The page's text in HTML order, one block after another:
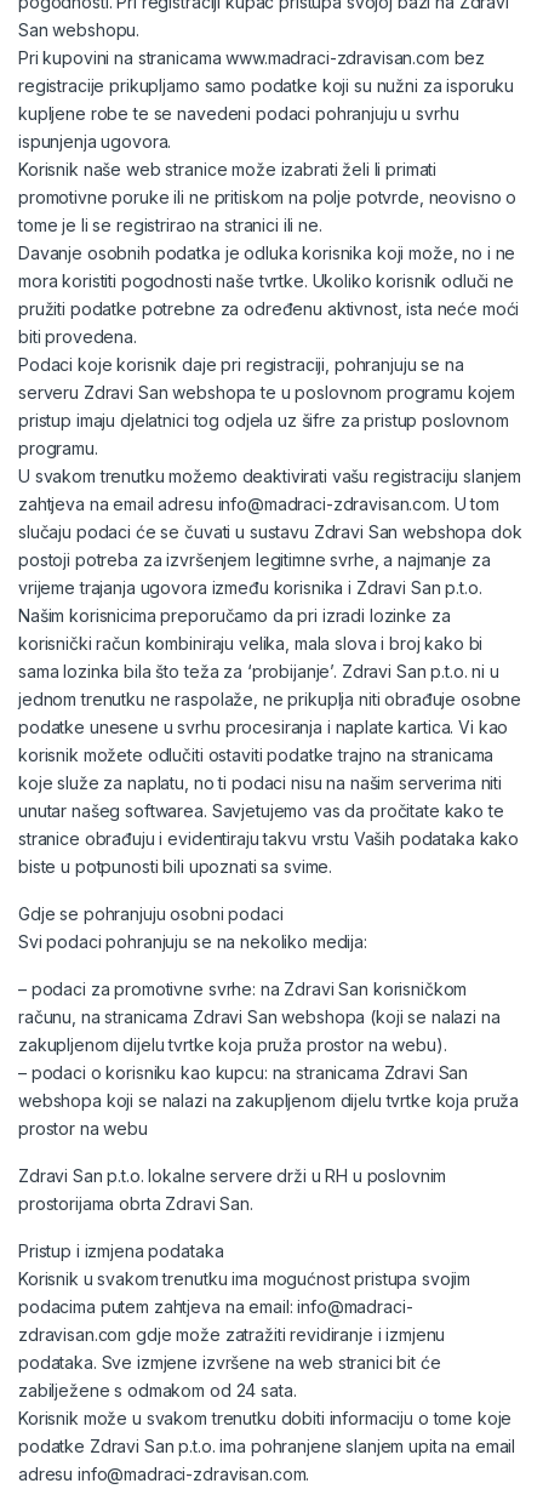
San webshopu.
Pri kupovini na stranicama www.madraci-zdravisan.com bez
registracije prikupljamo samo podatke koji su nužni za isporuku
kupljene robe te se navedeni podaci pohranjuju u svrhu
ispunjenja ugovora.
Korisnik naše web stranice može izabrati želi li primati
promotivne poruke ili ne pritiskom na polje potvrde, neovisno o
tome je li se registrirao na stranici ili ne.
Davanje osobnih podatka je odluka korisnika koji može, no i ne
mora koristiti pogodnosti naše tvrtke. Ukoliko korisnik odluči ne
pružiti podatke potrebne za određenu aktivnost, ista neće moći
biti provedena.
Podaci koje korisnik daje pri registraciji, pohranjuju se na
serveru Zdravi San webshopa te u poslovnom programu kojem
pristup imaju djelatnici tog odjela uz šifre za pristup poslovnom
programu.
U svakom trenutku možemo deaktivirati vašu registraciju slanjem
zahtjeva na email adresu info@madraci-zdravisan.com. U tom
slučaju podaci će se čuvati u sustavu Zdravi San webshopa dok
postoji potreba za izvršenjem legitimne svrhe, a najmanje za
vrijeme trajanja ugovora između korisnika i Zdravi San p.t.o.
Našim korisnicima preporučamo da pri izradi lozinke za
korisnički račun kombiniraju velika, mala slova i broj kako bi
sama lozinka bila što teža za ‘probijanje’. Zdravi San p.t.o. ni u
jednom trenutku ne raspolaže, ne prikuplja niti obrađuje osobne
podatke unesene u svrhu procesiranja i naplate kartica. Vi kao
korisnik možete odlučiti ostaviti podatke trajno na stranicama
koje služe za naplatu, no ti podaci nisu na našim serverima niti
unutar našeg softwarea. Savjetujemo vas da pročitate kako te
stranice obrađuju i evidentiraju takvu vrstu Vaših podataka kako
biste u potpunosti bili upoznati sa svime.
Gdje se pohranjuju osobni podaci
Svi podaci pohranjuju se na nekoliko medija:
– podaci za promotivne svrhe: na Zdravi San korisničkom
računu, na stranicama Zdravi San webshopa (koji se nalazi na
zakupljenom dijelu tvrtke koja pruža prostor na webu).
– podaci o korisniku kao kupcu: na stranicama Zdravi San
webshopa koji se nalazi na zakupljenom dijelu tvrtke koja pruža
prostor na webu
Zdravi San p.t.o. lokalne servere drži u RH u poslovnim
prostorijama obrta Zdravi San.
Pristup i izmjena podataka
Korisnik u svakom trenutku ima mogućnost pristupa svojim
podacima putem zahtjeva na email: info@madraci-
zdravisan.com gdje može zatražiti revidiranje i izmjenu
podataka. Sve izmjene izvršene na web stranici bit će
zabilježene s odmakom od 24 sata.
Korisnik može u svakom trenutku dobiti informaciju o tome koje
podatke Zdravi San p.t.o. ima pohranjene slanjem upita na email
adresu info@madraci-zdravisan.com.